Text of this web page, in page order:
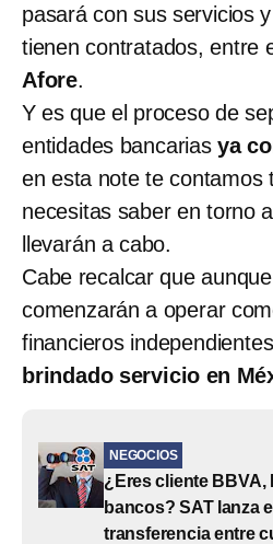
pasará con sus servicios
tienen contratados, entre
Afore.
Y es que el proceso de
entidades bancariasya
en esta note te contamos
necesitas saber en torno
llevarán a cabo.
Cabe recalcar que
comenzarán a operar
financieros
brindado servicio en
NEGOCIOS
¿Eres cliente BBVA,
bancos? SAT lanza
transferencia entre